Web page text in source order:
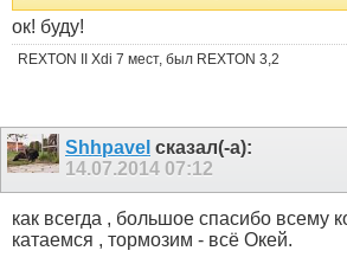
ок! буду!
REXTON II Xdi 7 мест, был REXTON 3,2
Shhpavel сказал(-а):
14.07.2014 07:12
как всегда , большое спасибо всему
катаемся , тормозим - всё Окей.